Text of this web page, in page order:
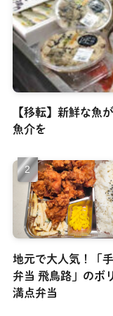
【移転】新鮮な魚
魚介を
地元で大人気！「
弁当 飛鳥路」のボ
満点弁当